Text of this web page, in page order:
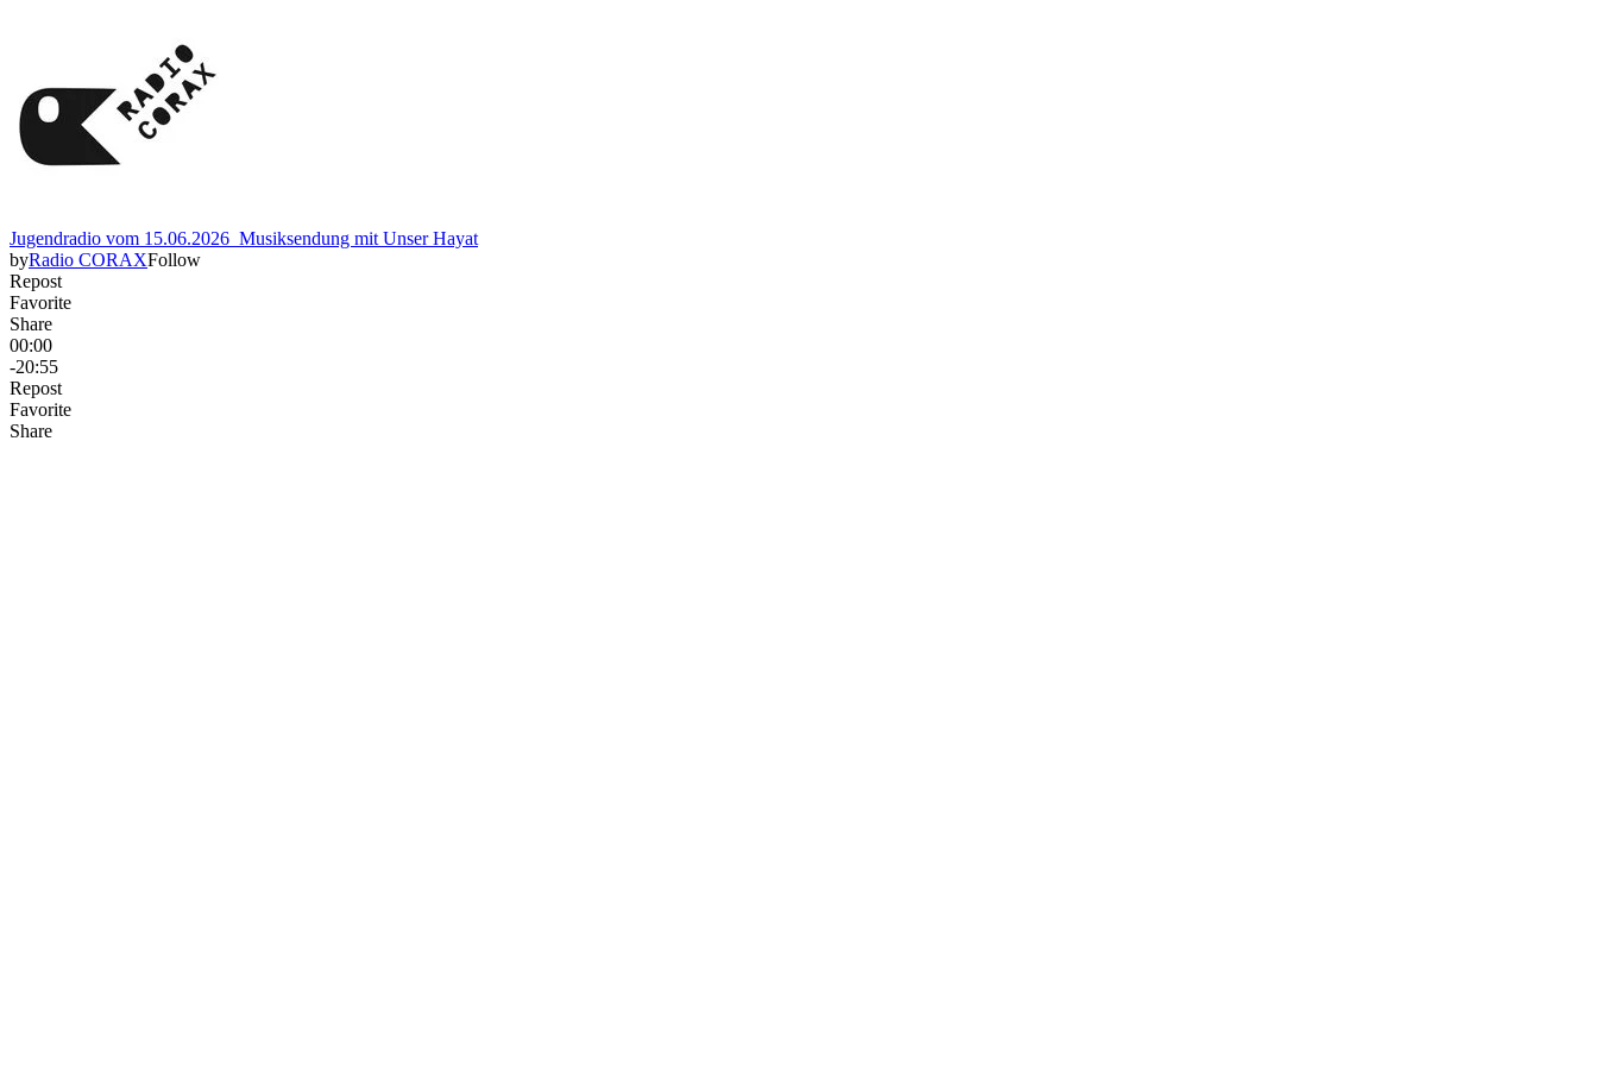
Jugendradio vom 15.06.2026_Musiksendung mit Unser Hayat
byRadio CORAXFollow
Repost
Favorite
Share
00:00
-20:55
Repost
Favorite
Share